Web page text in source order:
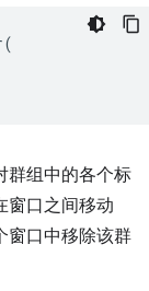
(
群组中的各个标
窗口之间移动
窗口中移除该群